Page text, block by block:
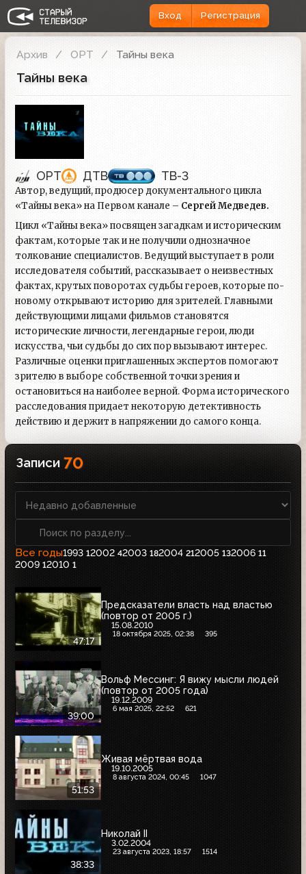
Вход Регистрация
Архив ОРТ Тайны века
Тайны века
ОРТ ДТВ ТВ-3
Автор, ведущий, продюсер документального цикла
«Тайны века» на Первом канале – Сергей Медведев.
Цикл «Тайны века» посвящен загадкам и историческим
фактам, которые так и не получили однозначное
толкование специалистов. Ведущий выступает в роли
исследователя событий, рассказывает о неизвестных
фактах, крутых поворотах судьбы героев, которые по-
новому открывают историю для зрителей. Главными
действующими лицами фильмов становятся
исторические личности, легендарные герои, люди
искусства, чьи судьбы до сих пор вызывают интерес.
Различные оценки приглашенных экспертов помогают
зрителю в выборе собственной точки зрения и
остановиться на наиболее верной. Форма исторического
расследования придает некоторую детективность
действию и держит в напряжении до самого конца.
Записи 70
Все годы1993 12002 42003 182004 212005 132006 11
2009 12010 1
47:17
Предсказатели власть над властью
(повтор от 2005 г.)
15.08.2010
18 октября 2025, 02:38 395
39:00
Вольф Мессинг: Я вижу мысли людей
(повтор от 2005 года)
19.12.2009
6 мая 2025, 22:52 621
51:53
Живая мёртвая вода
19.10.2005
8 августа 2024, 00:45 1047
38:33
Николай II
3.02.2004
23 августа 2023, 18:57 1514